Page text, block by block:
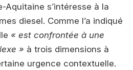
Aquitaine s’intéresse à la
diesel. Comme l’a indiqué
« est confrontée à une
» à trois dimensions à
urgence contextuelle.